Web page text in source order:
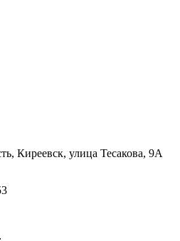
Киреевск, улица Тесакова, 9А